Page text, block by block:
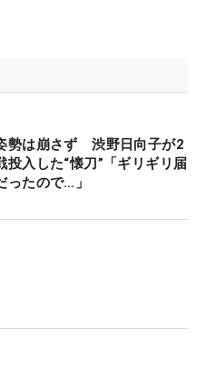
イと活躍。ただ、今は
しい」というのが第一
だし、ゴルフができる
ールに挑戦することに
には、今季「シェブロン
勢は崩さず 渋野日向子が2
投入した“懐刀”「ギリギリ届
ったので…」